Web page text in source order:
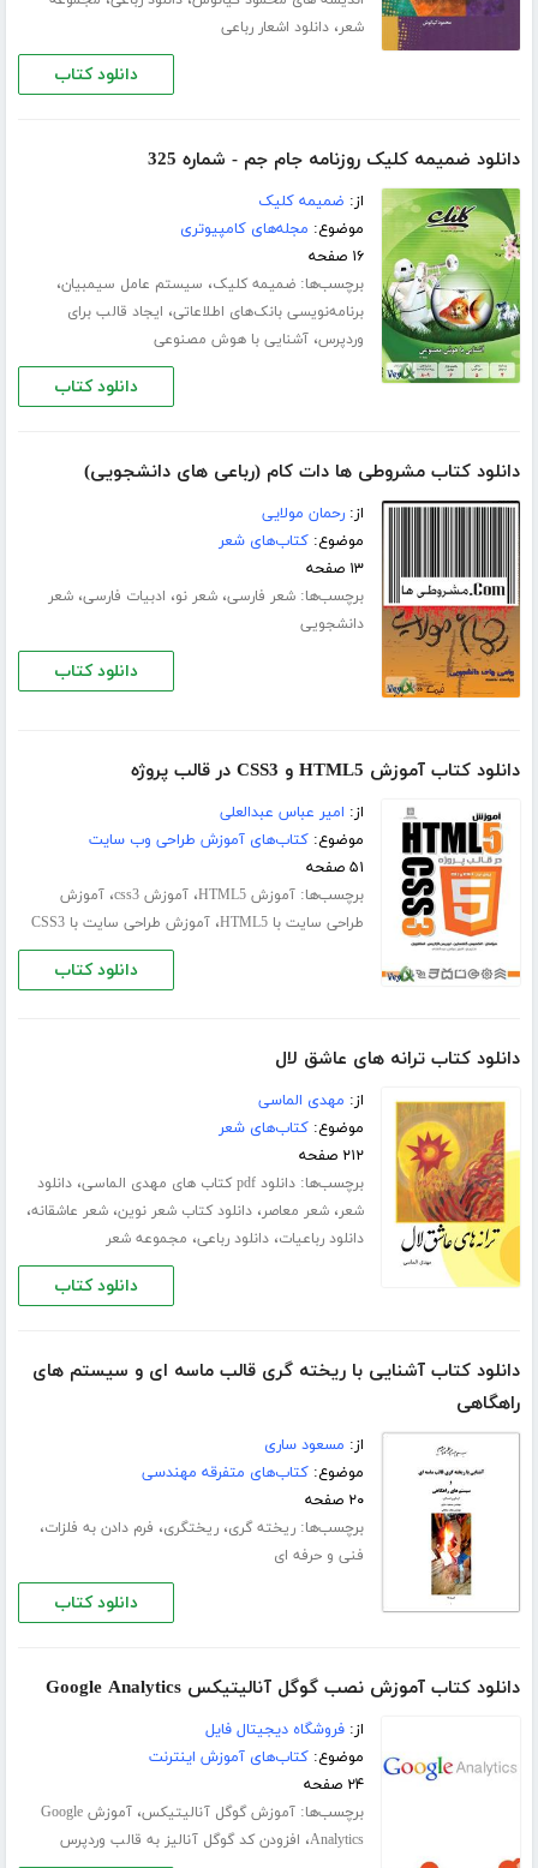
شعر،دانلود اشعار رباعی
دانلود کتاب
دانلود ضمیمه کلیک روزنامه جام جم - شماره 325
از: ضمیمه کلیک
موضوع: مجله‌های کامپیوتری
۱۶ صفحه
برچسب‌ها:ضمیمه کلیک، سیستم عامل سیمبیان،
برنامه‌نویسی بانک‌های اطلاعاتی، ایجاد قالب برای
وردپرس،آشنایی با هوش مصنوعی
دانلود کتاب
دانلود کتاب مشروطی ها دات کام (رباعی های دانشجویی)
از:رحمان مولایی
موضوع:کتاب‌های شعر
۱۳ صفحه
برچسب‌ها:شعر فارسی،شعر نو، ادبیات فارسی،شعر
دانشجویی
دانلود کتاب
دانلود کتاب آموزش HTML5 و CSS3 در قالب پروژه
از: امیر عباس عبدالعلی
موضوع:کتاب‌های آموزش طراحی وب سایت
۵۱ صفحه
برچسب‌ها:آموزش HTML5 ،آموزش css3 ،آموزش
طراحی سایت با HTML5
،آموزش طراحی سایت با CSS3
دانلود کتاب
دانلود کتاب ترانه های عاشق لال
از: مهدی الماسی
موضوع:کتاب‌های شعر
۲۱۲ صفحه
برچسب‌ها:دانلود pdf کتاب های مهدی الماسی ،دانلود
شعر،شعر معاصر،دانلود کتاب شعر نوین،شعر عاشقانه،
دانلود رباعیات،دانلود رباعی، مجموعه شعر
دانلود کتاب
دانلود کتاب آشنایی با ریخته گری قالب ماسه ای و سیستم های
راهگاهی
از: مسعود ساری
موضوع:کتاب‌های متفرقه مهندسی
۲۰ صفحه
برچسب‌ها:ریخته گری،ریختگری، فرم دادن به فلزات،
فنی و حرفه ای
دانلود کتاب
دانلود کتاب آموزش نصب گوگل آنالیتیکس Google Analytics
از:فروشگاه دیجیتال فایل
موضوع:کتاب‌های آموزش اینترنت
۲۴ صفحه
برچسب‌ها:آموزش گوگل آنالیتیکس،
آموزش Google
Analytics، افزودن کد گوگل آنالیز به قالب وردپرس